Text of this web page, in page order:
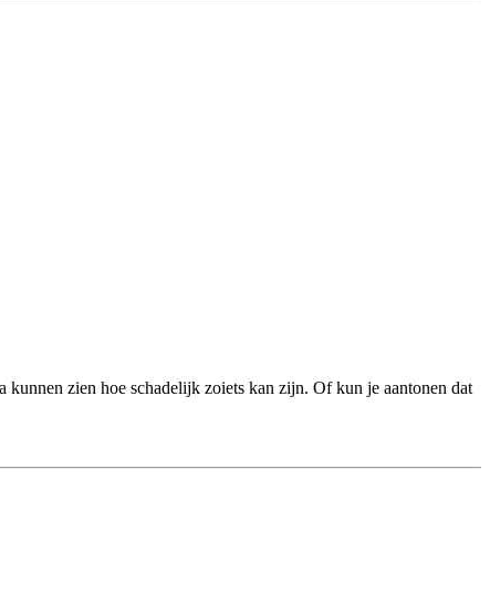
zien hoe schadelijk zoiets kan zijn. Of kun je aantonen dat